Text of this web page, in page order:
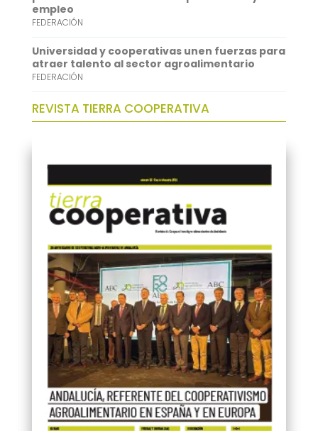
empleo
FEDERACIÓN
Universidad y cooperativas unen fuerzas para
atraer talento al sector agroalimentario
FEDERACIÓN
REVISTA TIERRA COOPERATIVA